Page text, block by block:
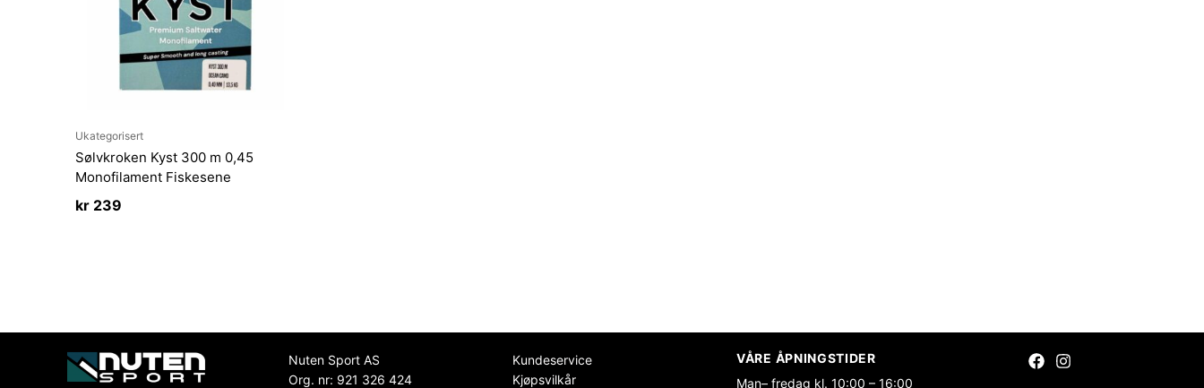
Ukategorisert
Sølvkroken Kyst 300 m 0,45
Monofilament Fiskesene
kr 239
Nuten Sport AS
Org. nr: 921 326 424
Kundeservice
Kjøpsvilkår
VÅRE ÅPNINGSTIDER
Man– fredag kl. 10:00 – 16:00